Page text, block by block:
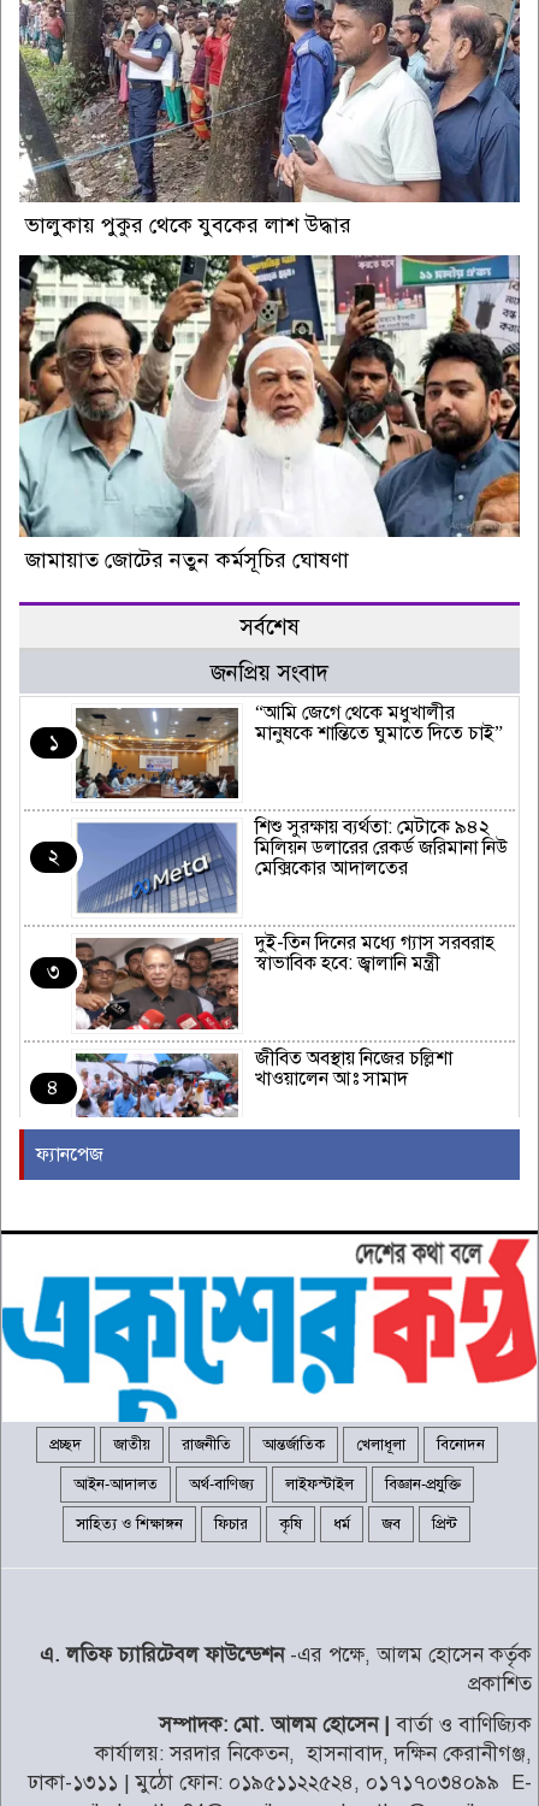
ভালুকায় পুকুর থেকে যুবকের লাশ উদ্ধার
জামায়াত জোটের নতুন কর্মসূচির ঘোষণা
সর্বশেষ
জনপ্রিয় সংবাদ
১
“আমি জেগে থেকে মধুখালীর
মানুষকে শান্তিতে ঘুমাতে দিতে চাই”
২
শিশু সুরক্ষায় ব্যর্থতা: মেটাকে ৯৪২
মিলিয়ন ডলারের রেকর্ড জরিমানা নিউ
মেক্সিকোর আদালতের
৩
দুই-তিন দিনের মধ্যে গ্যাস সরবরাহ
স্বাভাবিক হবে: জ্বালানি মন্ত্রী
৪
জীবিত অবস্থায় নিজের চল্লিশা
খাওয়ালেন আঃ সামাদ
৬
জামায়াত জোটের নতুন কর্মসূচির
ঘোষণা
৭
২৪ ঘণ্টায় হাম উপসর্গে আরও ৬
শিশুর মৃত্যু
৯
বাস্তবায়নের উদ্যোগ নিয়েছে সরকার
১০
সাদ্দাম-ইনানকে ফোনে হামলার
নির্দেশ দেন ওবায়দুল কাদের
ফ্যানপেজ
প্রচ্ছদ জাতীয় রাজনীতি আন্তর্জাতিক খেলাধূলা বিনোদন
আইন-আদালত অর্থ-বাণিজ্য লাইফস্টাইল বিজ্ঞান-প্রযুক্তি
সাহিত্য ও শিক্ষাঙ্গন ফিচার কৃষি ধর্ম জব প্রিন্ট
এ. লতিফ চ্যারিটেবল ফাউন্ডেশন-এর পক্ষে, আলম হোসেন কর্তৃক
প্রকাশিত
সম্পাদক: মো. আলম হোসেন |বার্তা ও বাণিজ্যিক
কার্যালয়: সরদার নিকেতন, হাসনাবাদ, দক্ষিন কেরানীগঞ্জ,
ঢাকা-১৩১১ | মুঠো ফোন: ০১৯৫১১২২৫২৪, ০১৭১৭০৩৪০৯৯ E-